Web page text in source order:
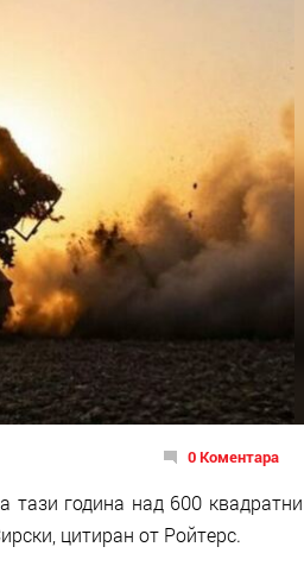
0 Коментара
година над 600 квадратни
цитиран от Ройтерс.